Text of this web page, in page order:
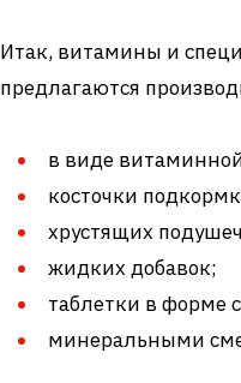
Итак, витамины и
предлагаются
в виде
косточки
хрустящих
жидких добавок;
таблетки в форме
минеральными